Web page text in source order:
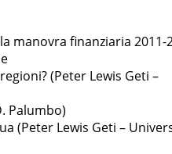
manovra finanziaria 2011-
(Peter Lewis Geti –
Palumbo)
(Peter Lewis Geti –